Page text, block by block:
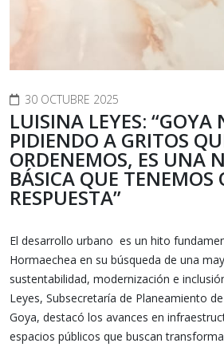
30 OCTUBRE 2025
LUISINA LEYES: “GOYA
PIDIENDO A GRITOS
ORDENEMOS, ES UNA
BÁSICA QUE TENEMOS
RESPUESTA”
El desarrollo urbano es un hito
Hormaechea en su búsqueda de una
sustentabilidad, modernización e
Leyes, Subsecretaría de Planeamiento
Goya, destacó los avances en
espacios públicos que buscan